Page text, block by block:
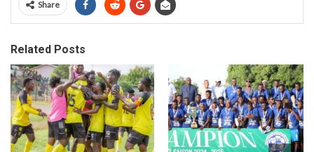
Share
Related Posts